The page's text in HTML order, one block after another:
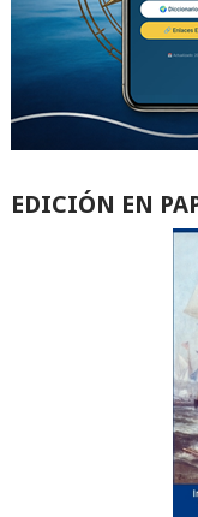
EDICIÓN EN